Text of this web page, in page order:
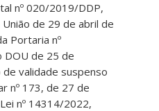
nº 020/2019/DDP,
de 29 de abril de
Portaria nº
DOU de 25 de
validade suspenso
nº 173, de 27 de
nº 14314/2022,